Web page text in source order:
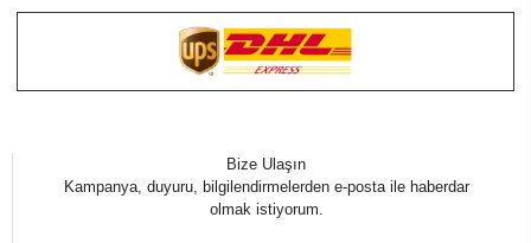
Bize Ulaşın
Kampanya, duyuru, bilgilendirmelerden e-posta ile haberdar
olmak istiyorum.